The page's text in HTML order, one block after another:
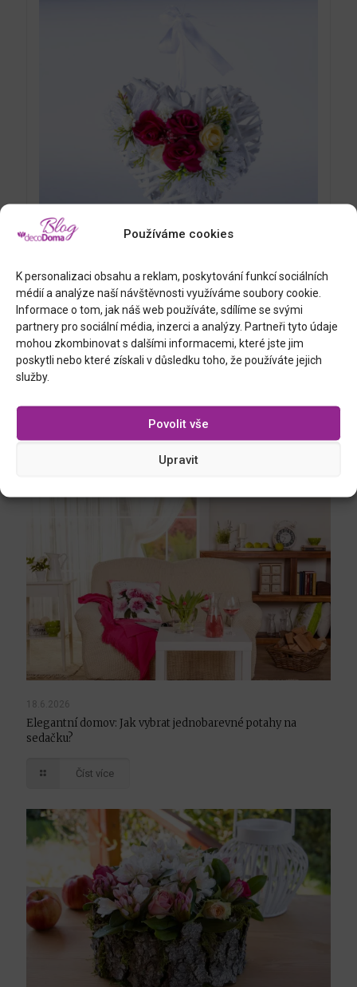
Používáme cookies
K personalizaci obsahu a reklam, poskytování funkcí sociálních
médií a analýze naší návštěvnosti využíváme soubory cookie.
Informace o tom, jak náš web používáte, sdílíme se svými
partnery pro sociální média, inzerci a analýzy. Partneři tyto údaje
mohou zkombinovat s dalšími informacemi, které jste jim
poskytli nebo které získali v důsledku toho, že používáte jejich
služby.
Povolit vše
Upravit
SVATEBNÍ SRDÍČKO
369 Kč
18.6.2026
Elegantní domov: Jak vybrat jednobarevné potahy na
sedačku?
Číst více